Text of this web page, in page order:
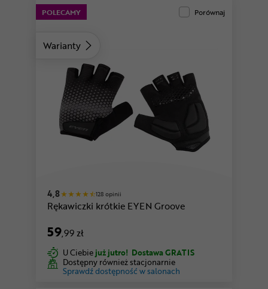
Warianty
POLECAMY Porównaj
4,8 128 opinii
Rękawiczki krótkie EYEN Groove
59,99 zł
U Ciebie już jutro! Dostawa GRATIS
Dostępny również stacjonarnie
Sprawdź dostępność w salonach